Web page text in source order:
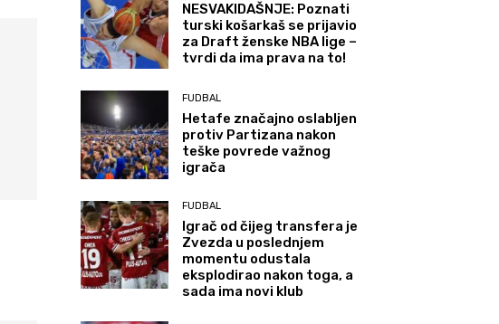
NESVAKIDAŠNJE: Poznati
turski košarkaš se prijavio
za Draft ženske NBA lige –
tvrdi da ima prava na to!
FUDBAL
Hetafe značajno oslabljen
protiv Partizana nakon
teške povrede važnog
igrača
FUDBAL
Igrač od čijeg transfera je
Zvezda u poslednjem
momentu odustala
eksplodirao nakon toga, a
sada ima novi klub